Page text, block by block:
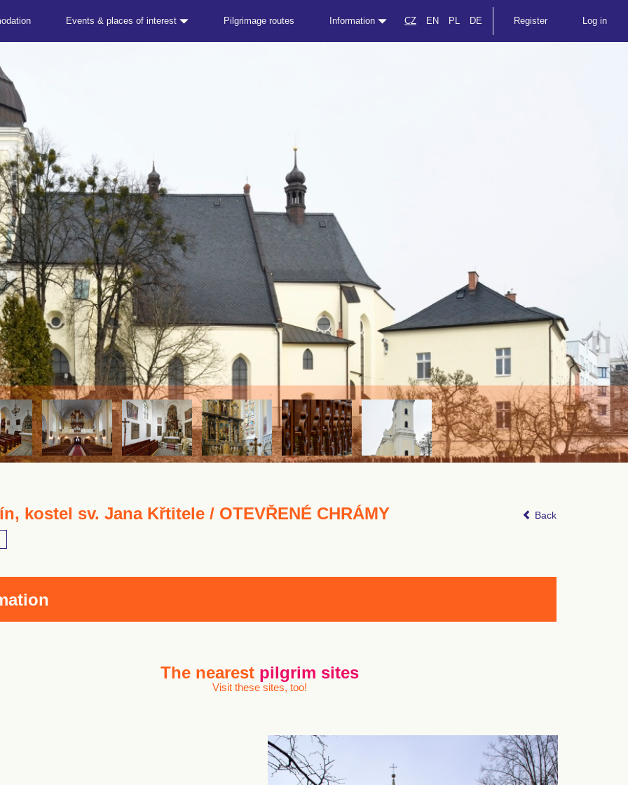
Events & places of interest Pilgrimage routes Information CZ EN PL DE Register Log in
kostel sv. Jana Křtitele / OTEVŘENÉ CHRÁMY Back
The nearest pilgrim sites
Visit these sites, too!